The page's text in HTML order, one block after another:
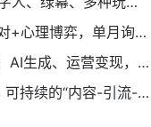
+心理博弈，单月询盘
生成、运营变现，
持续的“内容-引流-